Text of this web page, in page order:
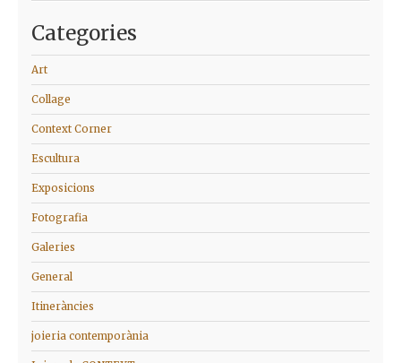
Categories
Art
Collage
Context Corner
Escultura
Exposicions
Fotografia
Galeries
General
Itineràncies
joieria contemporània